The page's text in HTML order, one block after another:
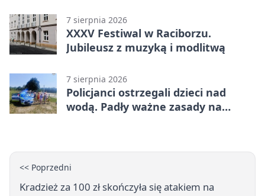
7 sierpnia 2026
XXXV Festiwal w Raciborzu.
Jubileusz z muzyką i modlitwą
7 sierpnia 2026
Policjanci ostrzegali dzieci nad
wodą. Padły ważne zasady na
<< Poprzedni
Kradzież za 100 zł skończyła się atakiem na